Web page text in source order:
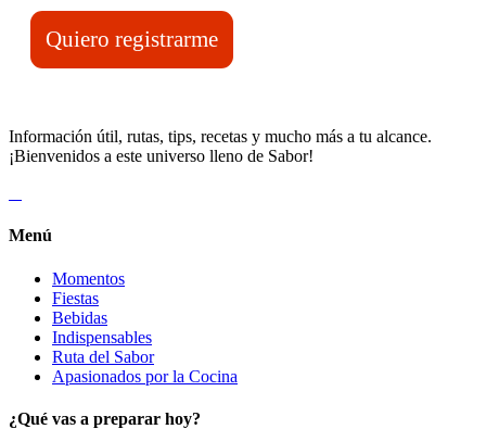
Quiero registrarme
Información útil, rutas, tips, recetas y mucho más a tu alcance.
¡Bienvenidos a este universo lleno de Sabor!
Menú
Momentos
Fiestas
Bebidas
Indispensables
Ruta del Sabor
Apasionados por la Cocina
¿Qué vas a preparar hoy?